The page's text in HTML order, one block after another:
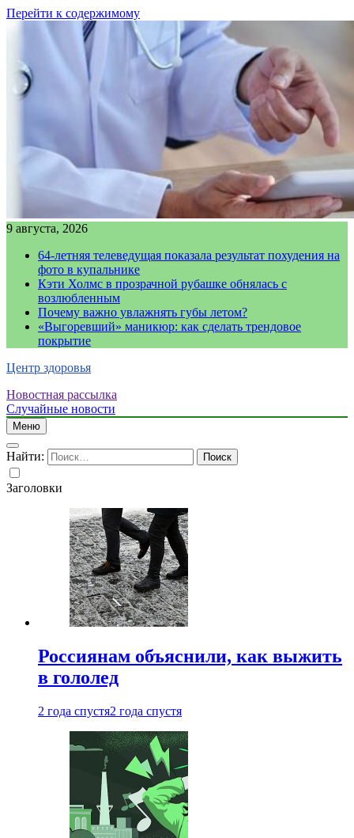
Перейти к содержимому
9 августа, 2026
64-летняя телеведущая показала результат похудения на
фото в купальнике
Кэти Холмс в прозрачной рубашке обнялась с
возлюбленным
Почему важно увлажнять губы летом?
«Выгоревший» маникюр: как сделать трендовое
покрытие
Центр здоровья
Новостная рассылка
Случайные новости
Меню
Найти:
Заголовки
Россиянам объяснили, как выжить
в гололед
2 года спустя2 года спустя